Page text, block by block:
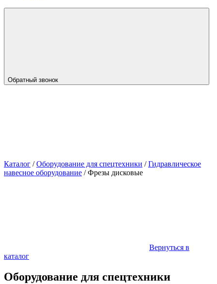
Обратный звонок
Каталог /Оборудование для спецтехники /Гидравлическое
навесное оборудование /Фрезы дисковые
Вернуться в
каталог
Оборудование для спецтехники